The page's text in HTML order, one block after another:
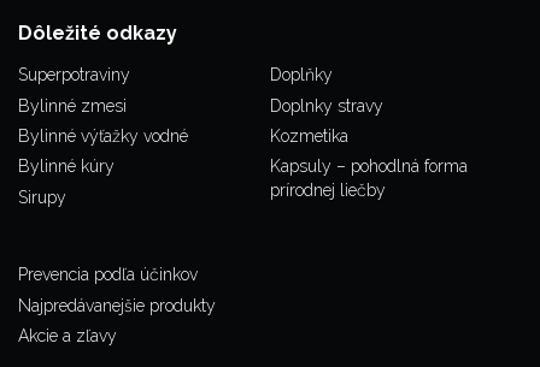
Dôležité odkazy
Superpotraviny
Bylinné zmesi
Bylinné výťažky vodné
Bylinné kúry
Sirupy
Doplňky
Doplnky stravy
Kozmetika
Kapsuly – pohodlná forma
prírodnej liečby
Prevencia podľa účinkov
Najpredávanejšie produkty
Akcie a zľavy